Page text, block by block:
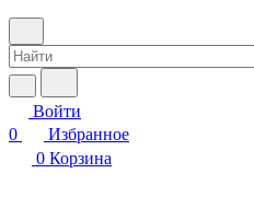
Войти
0
Избранное
0 Корзина